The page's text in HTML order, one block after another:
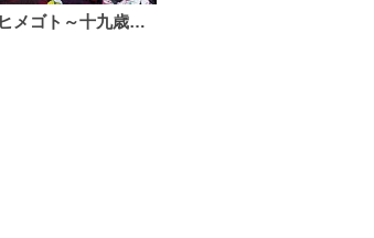
ヒメゴト～十九歳の制服～